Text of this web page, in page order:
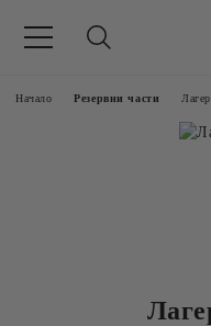
Начало Резервни части